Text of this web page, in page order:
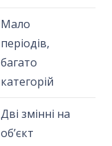
Мало
періодів,
багато
категорій
Дві змінні на
об’єкт